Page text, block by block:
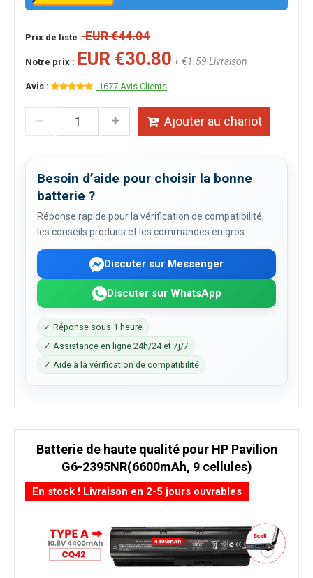
Prix de liste :EUR €44.04
Notre prix : EUR €30.80 + €1.59 Livraison
Avis : 1677 Avis Clients
Ajouter au chariot
Besoin d’aide pour choisir la bonne
batterie ?
Réponse rapide pour la vérification de compatibilité,
les conseils produits et les commandes en gros.
Discuter sur Messenger
Discuter sur WhatsApp
✓ Réponse sous 1 heure
✓ Assistance en ligne 24h/24 et 7j/7
✓ Aide à la vérification de compatibilité
Batterie de haute qualité pour HP Pavilion
G6-2395NR(6600mAh, 9 cellules)
En stock ! Livraison en 2-5 jours ouvrables